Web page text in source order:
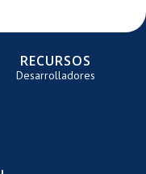
RECURSOS
Desarrolladores